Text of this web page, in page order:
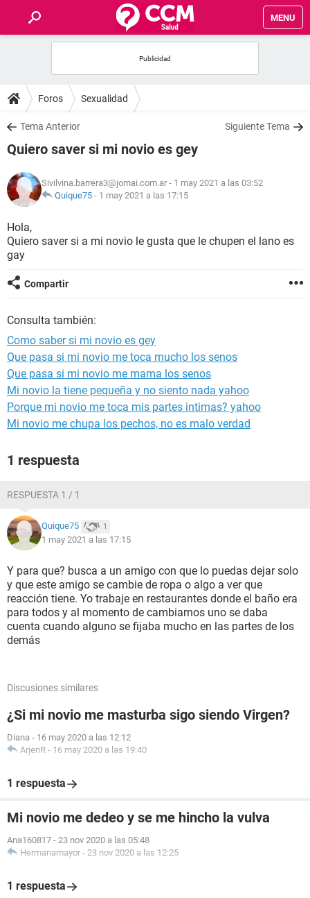
MENU
FOROS
SALUD
FAMILIA
NUTRICIÓN
BIENESTAR
Foros Sexualidad
Tema Anterior Siguiente Tema
Quiero saver si mi novio es gey
Sivilvina.barrera3@jomai.com.ar - 1 may 2021 a las 03:52
Quique75 - 1 may 2021 a las 17:15
Hola,
Quiero saver si a mi novio le gusta que le chupen el lano es
gay
Compartir
Consulta también:
Como saber si mi novio es gey
Que pasa si mi novio me toca mucho los senos
Que pasa si mi novio me mama los senos
Mi novio la tiene pequeña y no siento nada yahoo
Porque mi novio me toca mis partes intimas? yahoo
Mi novio me chupa los pechos, no es malo verdad
1 respuesta
RESPUESTA 1 / 1
Quique75 1
1 may 2021 a las 17:15
Y para que? busca a un amigo con que lo puedas dejar solo
y que este amigo se cambie de ropa o algo a ver que
reacción tiene. Yo trabaje en restaurantes donde el baño era
para todos y al momento de cambiarnos uno se daba
cuenta cuando alguno se fijaba mucho en las partes de los
demás
Discusiones similares
¿Si mi novio me masturba sigo siendo Virgen?
Diana - 16 may 2020 a las 12:12
ArjenR - 16 may 2020 a las 19:40
1 respuesta
Mi novio me dedeo y se me hincho la vulva
Ana160817 - 23 nov 2020 a las 05:48
Hermanamayor - 23 nov 2020 a las 12:25
1 respuesta